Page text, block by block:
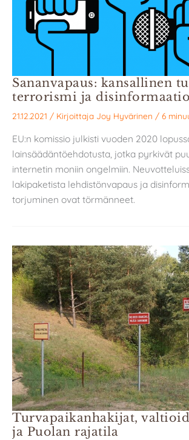
Sananvapaus: kansallinen
terrorismi ja disinformaatio
21.12.2021 / Kirjoittaja Joy Hyvärinen / 6
EU:n komissio julkisti vuoden 2020
lainsäädäntöehdotusta, jotka pyrkivät
internetin moniin ongelmiin.
lakipaketista lehdistönvapaus ja
torjuminen ovat törmänneet.
Turvapaikanhakijat,
ja Puolan rajatila